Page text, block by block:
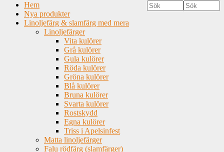
Hem
Nya produkter
Linoljefärg & slamfärg med mera
Linoljefärger
Vita kulörer
Grå kulörer
Gula kulörer
Röda kulörer
Gröna kulörer
Blå kulörer
Bruna kulörer
Svarta kulörer
Rostskydd
Egna kulörer
Triss i Apelsinfest
Matta linoljefärger
Falu rödfärg (slamfärger)